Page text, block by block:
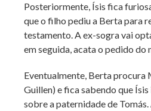
Posteriormente, Ísis fica
que o filho pediu a Berta para
testamento. A ex-sogra vai
em seguida, acata o pedido do
Eventualmente, Berta procura
Guillen) e fica sabendo que
sobre a paternidade de Tomás.